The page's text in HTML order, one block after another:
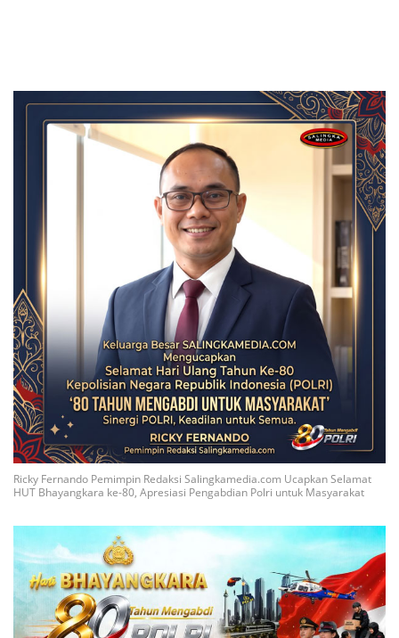
Ricky Fernando Pemimpin Redaksi Salingkamedia.com Ucapkan Selamat
HUT Bhayangkara ke-80, Apresiasi Pengabdian Polri untuk Masyarakat